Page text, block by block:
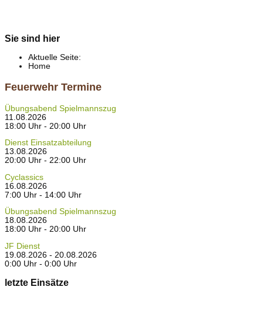
Sie sind hier
Aktuelle Seite:
Home
Feuerwehr Termine
Übungsabend Spielmannszug
11.08.2026
18:00 Uhr - 20:00 Uhr
Dienst Einsatzabteilung
13.08.2026
20:00 Uhr - 22:00 Uhr
Cyclassics
16.08.2026
7:00 Uhr - 14:00 Uhr
Übungsabend Spielmannszug
18.08.2026
18:00 Uhr - 20:00 Uhr
JF Dienst
19.08.2026 - 20.08.2026
0:00 Uhr - 0:00 Uhr
letzte Einsätze